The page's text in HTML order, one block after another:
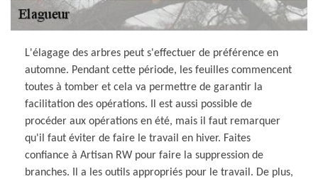
L'élagage des arbres peut s'effectuer de préférence en
automne. Pendant cette période, les feuilles commencent
toutes à tomber et cela va permettre de garantir la
facilitation des opérations. Il est aussi possible de
procéder aux opérations en été, mais il faut remarquer
qu'il faut éviter de faire le travail en hiver. Faites
confiance à Artisan RW pour faire la suppression de
branches. Il a les outils appropriés pour le travail. De plus,